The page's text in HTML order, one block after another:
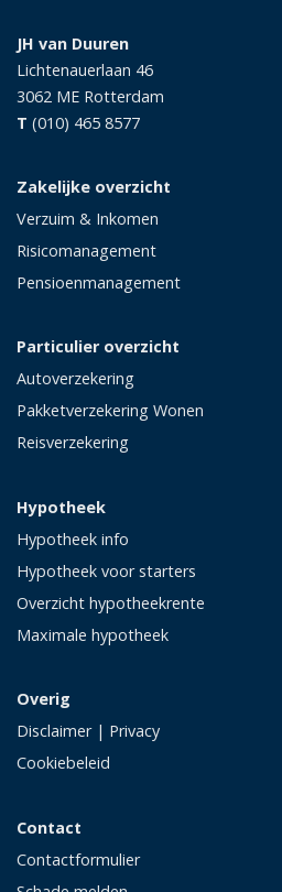
JH van Duuren
Lichtenauerlaan 46
3062 ME Rotterdam
T (010) 465 8577
Zakelijke overzicht
Verzuim & Inkomen
Risicomanagement
Pensioenmanagement
Particulier overzicht
Autoverzekering
Pakketverzekering Wonen
Reisverzekering
Hypotheek
Hypotheek info
Hypotheek voor starters
Overzicht hypotheekrente
Maximale hypotheek
Overig
Disclaimer| Privacy
Cookiebeleid
Contact
Contactformulier